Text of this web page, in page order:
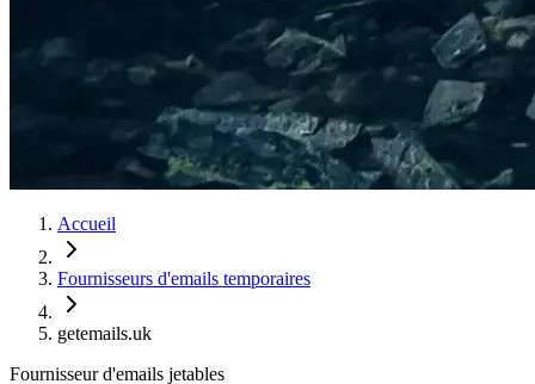
Accueil
Fournisseurs d'emails temporaires
getemails.uk
Fournisseur d'emails jetables